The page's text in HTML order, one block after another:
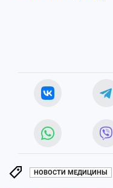
НОВОСТИ МЕДИЦИНЫ